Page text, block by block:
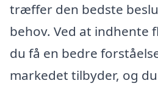
træffer den bedste
behov. Ved at indhente
du få en bedre
markedet tilbyder, og